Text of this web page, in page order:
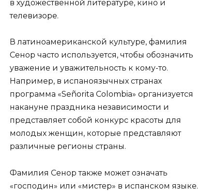
в художественной литературе, кино и
телевизоре.
В латиноамериканской культуре, фамилия
Сенор часто используется, чтобы обозначить
уважение и уважительность к кому-то.
Например, в испаноязычных странах
программа «Señorita Colombia» организуется
накануне праздника независимости и
представляет собой конкурс красоты для
молодых женщин, которые представляют
различные регионы страны.
Фамилия Сенор также может означать
«господин» или «мистер» в испанском языке.